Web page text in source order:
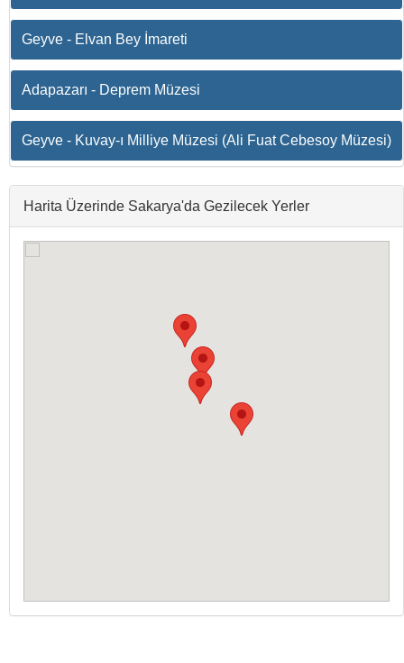
Geyve - Elvan Bey İmareti
Adapazarı - Deprem Müzesi
Geyve - Kuvay-ı Milliye Müzesi (Ali Fuat Cebesoy Müzesi)
Harita Üzerinde Sakarya'da Gezilecek Yerler